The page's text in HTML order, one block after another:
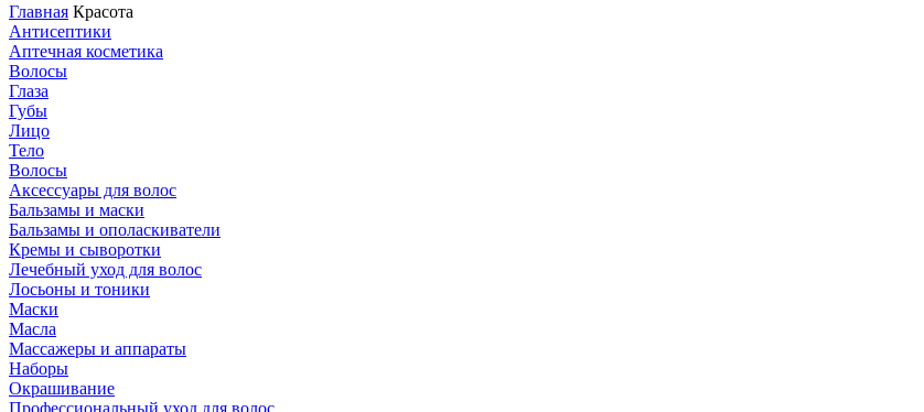
Главная Красота
Антисептики
Аптечная косметика
Волосы
Глаза
Губы
Лицо
Тело
Волосы
Аксессуары для волос
Бальзамы и маски
Бальзамы и ополаскиватели
Кремы и сыворотки
Лечебный уход для волос
Лосьоны и тоники
Маски
Масла
Массажеры и аппараты
Наборы
Окрашивание
Профессиональный уход для волос